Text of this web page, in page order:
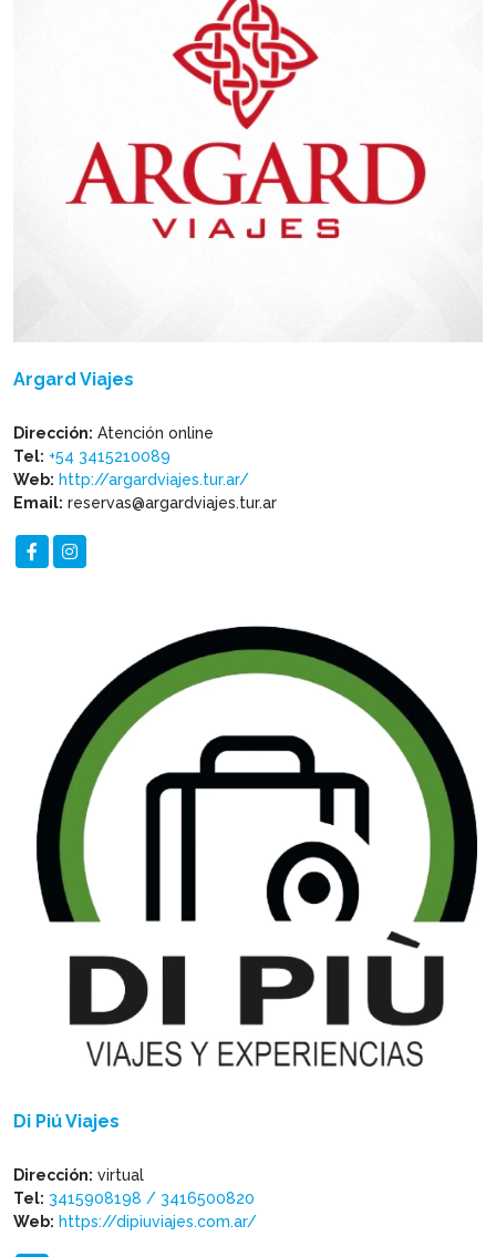
Argard Viajes
Dirección: Atención online
Tel: +54 3415210089
Web: http://argardviajes.tur.ar/
Email: reservas@argardviajes.tur.ar
Di Piú Viajes
Dirección: virtual
Tel: 3415908198 / 3416500820
Web: https://dipiuviajes.com.ar/